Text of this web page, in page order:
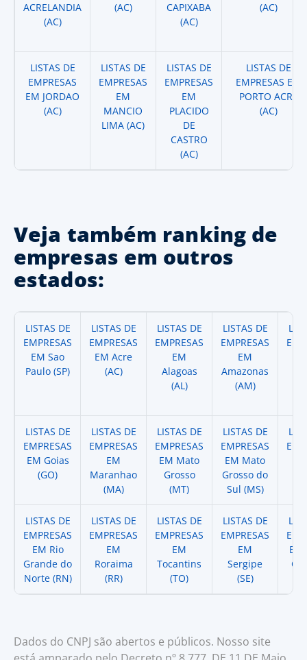
ACRELANDIA
(AC)
(AC)
CAPIXABA
(AC)
(AC)
LISTAS DE
EMPRESAS
EM JORDAO
(AC)
LISTAS DE
EMPRESAS
EM
MANCIO
LIMA (AC)
LISTAS DE
EMPRESAS
EM
PLACIDO
DE
CASTRO
(AC)
LISTAS DE
EMPRESAS EM
PORTO ACRE
(AC)
Veja também ranking de
empresas em outros
estados:
LISTAS DE
EMPRESAS
EM Sao
Paulo (SP)
LISTAS DE
EMPRESAS
EM Acre
(AC)
LISTAS DE
EMPRESAS
EM
Alagoas
(AL)
LISTAS DE
EMPRESAS
EM
Amazonas
(AM)
LISTAS DE
EMPRESAS
EM Goias
(GO)
LISTAS DE
EMPRESAS
EM
Maranhao
(MA)
LISTAS DE
EMPRESAS
EM Mato
Grosso
(MT)
LISTAS DE
EMPRESAS
EM Mato
Grosso do
Sul (MS)
LISTAS DE
EMPRESAS
EM Rio
Grande do
Norte (RN)
LISTAS DE
EMPRESAS
EM
Roraima
(RR)
LISTAS DE
EMPRESAS
EM
Tocantins
(TO)
LISTAS DE
EMPRESAS
EM
Sergipe
(SE)
EM
Dados do CNPJ são abertos e públicos. Nosso site